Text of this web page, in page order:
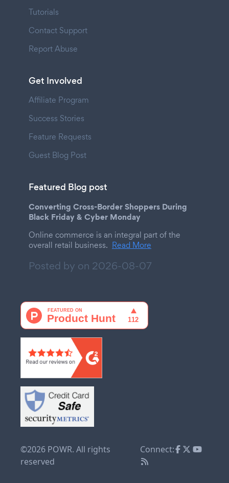
Tutorials
Contact Support
Report Abuse
Get Involved
Affiliate Program
Success Stories
Feature Requests
Guest Blog Post
Featured Blog post
Converting Cross-Border Shoppers During
Black Friday & Cyber Monday
Online commerce is an integral part of the
overall retail business. Read More
Posted by on 2026-08-07
©2026 POWR. All rights
reserved
Connect: